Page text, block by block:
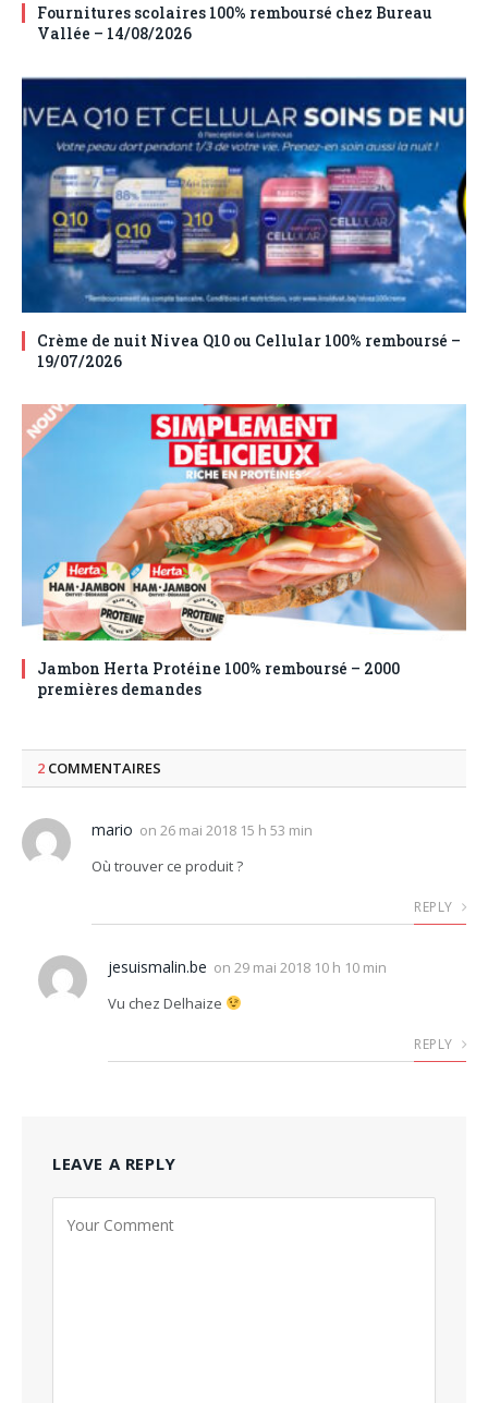
Fournitures scolaires 100% remboursé chez Bureau
Vallée – 14/08/2026
Crème de nuit Nivea Q10 ou Cellular 100% remboursé –
19/07/2026
Jambon Herta Protéine 100% remboursé – 2000
premières demandes
2 COMMENTAIRES
mario on 26 mai 2018 15 h 53 min
Où trouver ce produit ?
REPLY
jesuismalin.be on 29 mai 2018 10 h 10 min
Vu chez Delhaize
REPLY
LEAVE A REPLY